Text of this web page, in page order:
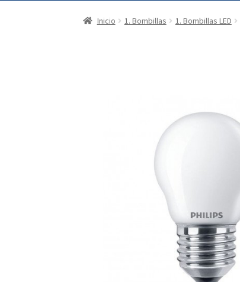
Inicio 1. Bombillas 1. Bombillas LED